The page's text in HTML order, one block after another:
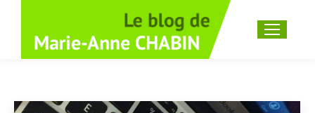
Recherche